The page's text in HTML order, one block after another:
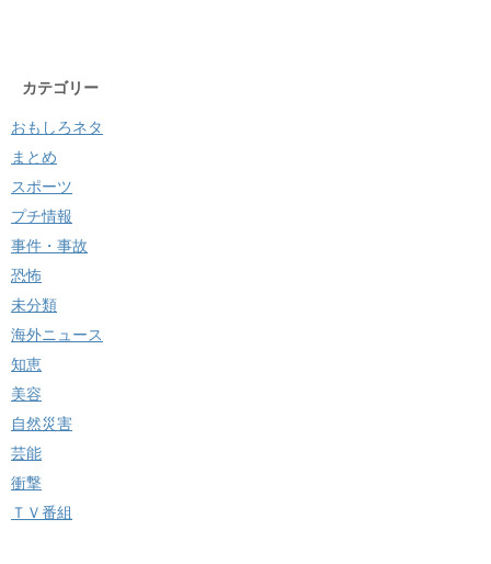
カテゴリー
おもしろネタ
まとめ
スポーツ
プチ情報
事件・事故
恐怖
未分類
海外ニュース
知恵
美容
自然災害
芸能
衝撃
ＴＶ番組